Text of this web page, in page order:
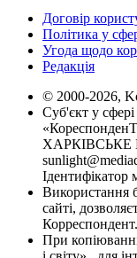
Договір
Політика у
Угода щодо
Редакція
© 2000-2026,
Суб'єкт у
ХАРКІВСЬКЕ
Ідентифікатор
Використання
сайті,
При